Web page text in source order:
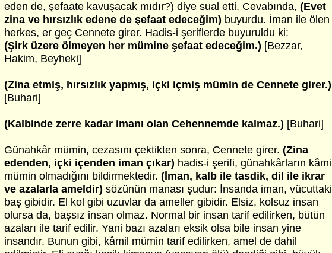
eden de, şefaate kavuşacak mıdır?) diye sual etti. Cevabında, (Evet
zina ve hırsızlık edene de şefaat edeceğim) buyurdu. İman ile ölen
herkes, er geç Cennete girer. Hadis-i şeriflerde buyuruldu ki:
(Şirk üzere ölmeyen her mümine şefaat edeceğim.) [Bezzar,
Hakim, Beyheki]
(Zina etmiş, hırsızlık yapmış, içki içmiş mümin de Cennete girer.)
[Buhari]
(Kalbinde zerre kadar imanı olan Cehennemde kalmaz.) [Buhari]
Günahkâr mümin, cezasını çektikten sonra, Cennete girer. (Zina
edenden, içki içenden iman çıkar) hadis-i şerifi, günahkârların kâmil
mümin olmadığını bildirmektedir. (İman, kalb ile tasdik, dil ile ikrar
ve azalarla ameldir) sözünün manası şudur: İnsanda iman, vücuttaki
baş gibidir. El kol gibi uzuvlar da ameller gibidir. Elsiz, kolsuz insan
olursa da, başsız insan olmaz. Normal bir insan tarif edilirken, bütün
azaları ile tarif edilir. Yani bazı azaları eksik olsa bile insan yine
insandır. Bunun gibi, kâmil mümin tarif edilirken, amel de dahil